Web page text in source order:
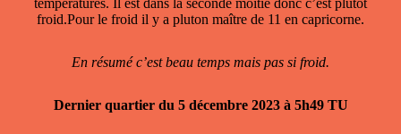
températures. Il est dans la seconde moitié donc c’est plutôt
froid.Pour le froid il y a pluton maître de 11 en capricorne.
En résumé c’est beau temps mais pas si froid.
Dernier quartier du 5 décembre 2023 à 5h49 TU